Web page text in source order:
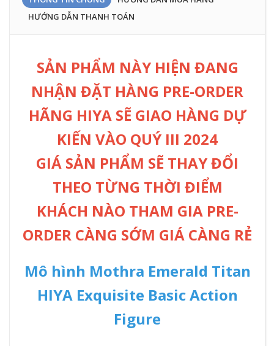
HƯỚNG DẪN THANH TOÁN
SẢN PHẨM NÀY HIỆN ĐANG
NHẬN ĐẶT HÀNG PRE-ORDER
HÃNG HIYA SẼ GIAO HÀNG DỰ
KIẾN VÀO QUÝ III 2024
GIÁ SẢN PHẨM SẼ THAY ĐỔI
THEO TỪNG THỜI ĐIỂM
KHÁCH NÀO THAM GIA PRE-
ORDER CÀNG SỚM GIÁ CÀNG RẺ
Mô hình Mothra Emerald Titan
HIYA Exquisite Basic Action
Figure